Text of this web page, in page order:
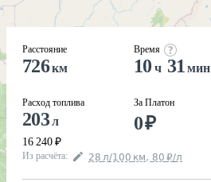
Расстояние
726км
Расход топлива
203л
16 240 ₽
Время
10 ч 31 мин
За Платон
0₽
Из расчёта: 28 л/100 км, 80 ₽/л